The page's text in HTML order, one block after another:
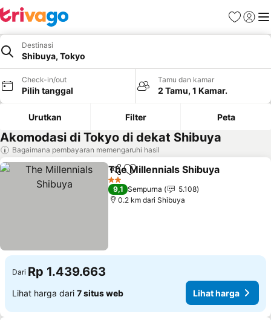
FavoritLogin
Destinasi
Shibuya, Tokyo
Check-in/out
Pilih tanggal
Tamu dan kamar
2 Tamu, 1 Kamar.
Urutkan Filter Peta
Akomodasi di Tokyo di dekat Shibuya
Bagaimana pembayaran memengaruhi hasil
BagikanTambahkan ke favorit
The Millennials Shibuya
2 Bintang
9,1 Sempurna
5.108
0.2 km dari Shibuya
Dari Rp 1.439.663
Lihat harga dari 7 situs web Lihat harga